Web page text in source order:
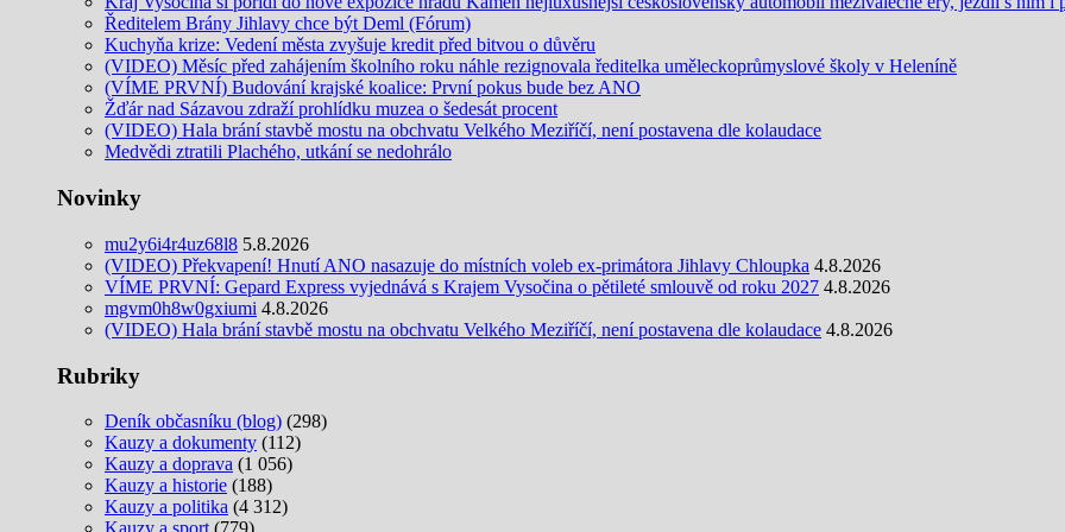
Ředitelem Brány Jihlavy chce být Deml (Fórum)
Kuchyňa krize: Vedení města zvyšuje kredit před bitvou o důvěru
(VIDEO) Měsíc před zahájením školního roku náhle rezignovala ředitelka uměleckoprůmyslové školy v Heleníně
(VÍME PRVNÍ) Budování krajské koalice: První pokus bude bez ANO
Žďár nad Sázavou zdraží prohlídku muzea o šedesát procent
(VIDEO) Hala brání stavbě mostu na obchvatu Velkého Meziříčí, není postavena dle kolaudace
Medvědi ztratili Plachého, utkání se nedohrálo
Novinky
mu2y6i4r4uz68l8 5.8.2026
(VIDEO) Překvapení! Hnutí ANO nasazuje do místních voleb ex-primátora Jihlavy Chloupka 4.8.2026
VÍME PRVNÍ: Gepard Express vyjednává s Krajem Vysočina o pětileté smlouvě od roku 2027 4.8.2026
mgvm0h8w0gxiumi 4.8.2026
(VIDEO) Hala brání stavbě mostu na obchvatu Velkého Meziříčí, není postavena dle kolaudace 4.8.2026
Rubriky
Deník občasníku (blog) (298)
Kauzy a dokumenty (112)
Kauzy a doprava (1 056)
Kauzy a historie (188)
Kauzy a politika (4 312)